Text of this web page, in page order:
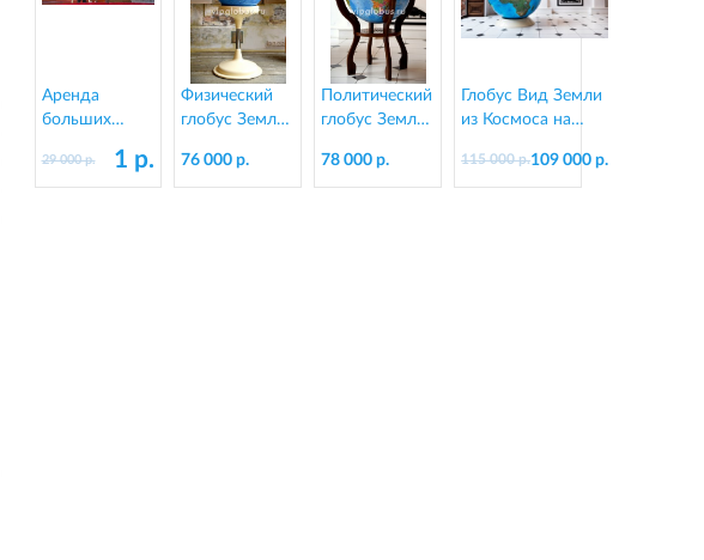
Аренда
больших
глобусов
1 р.
29 000 р.
Физический
глобус Земли
Космоса" на
подставке из
76 000 р.
Политический
глобус Земли
подставке из
дерева, d=64
78 000 р.
Глобус Вид Земли
из Космоса на
пластика, d=130
см
109 000 р.
115 000 р.